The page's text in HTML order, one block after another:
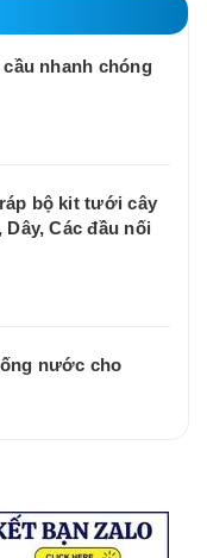
nhanh chóng
bộ kit tưới cây
Các đầu nối
nước cho